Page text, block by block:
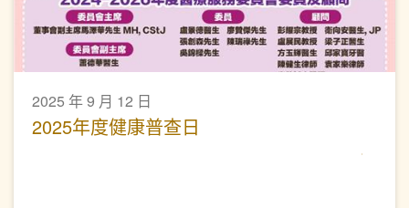
2025 年 9 月 12 日
2025年度健康普查日